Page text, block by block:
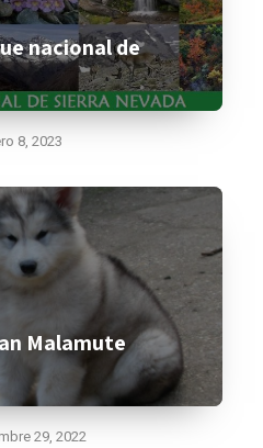
nacional de
8, 2023
Malamute
29, 2022